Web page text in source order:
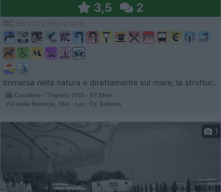
3,5 2
Immersa nella natura e direttamente sul mare, la struttur...
Cavallino - Treporti (VE) - 87.8km
Via delle Batterie, 164 - Loc. Ca' Ballarin
1